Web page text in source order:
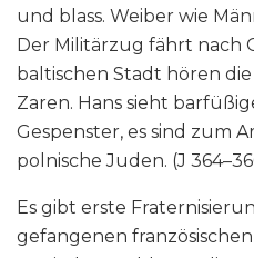
und blass. Weiber wie
Der Militärzug fährt nach
baltischen Stadt hören
Zaren. Hans sieht
Gespenster, es sind zum
polnische Juden. (J
Es gibt erste
gefangenen